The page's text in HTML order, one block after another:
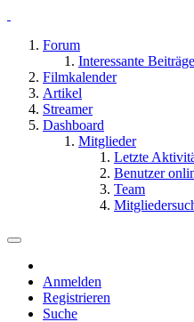
Forum
Interessante Beiträge
Filmkalender
Artikel
Streamer
Dashboard
Mitglieder
Letzte
Benutzer
Team
Anmelden
Registrieren
Suche